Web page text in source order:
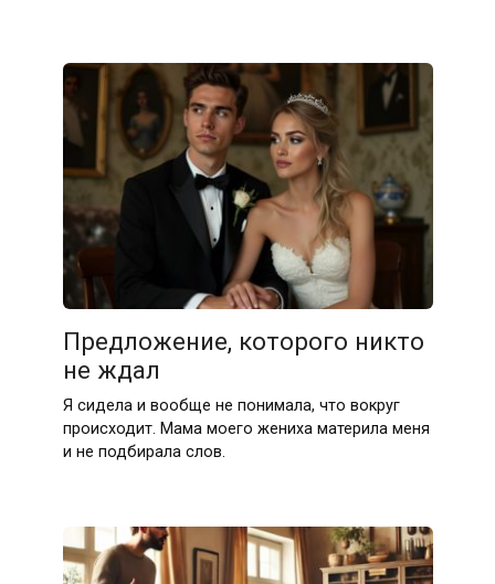
Предложение, которого никто
не ждал
Я сидела и вообще не понимала, что вокруг
происходит. Мама моего жениха материла меня
и не подбирала слов.